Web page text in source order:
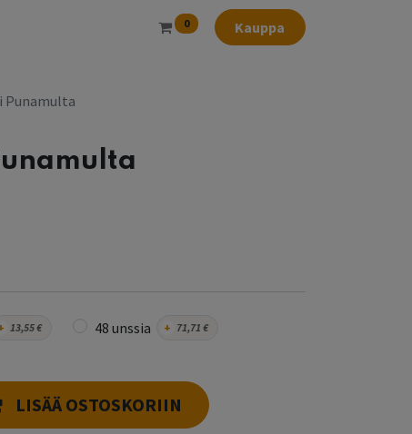
0 Kauppa
Punamulta
13,55€ 48 unssia + 71,71 €
LISÄÄ OSTOSKORIIN